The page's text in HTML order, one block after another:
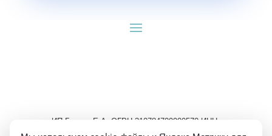
ИП Гуляев Е.А. ОГРН 310784709900570 ИНН